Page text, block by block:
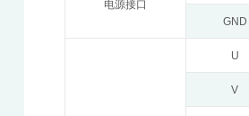
电源接口
GND
U
V